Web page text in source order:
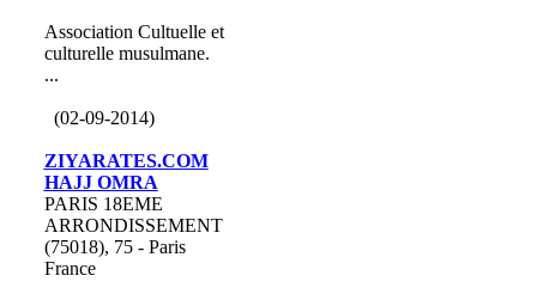
Association Cultuelle et
culturelle musulmane.
...
(02-09-2014)
ZIYARATES.COM
HAJJ OMRA
PARIS 18EME
ARRONDISSEMENT
(75018), 75 - Paris
France